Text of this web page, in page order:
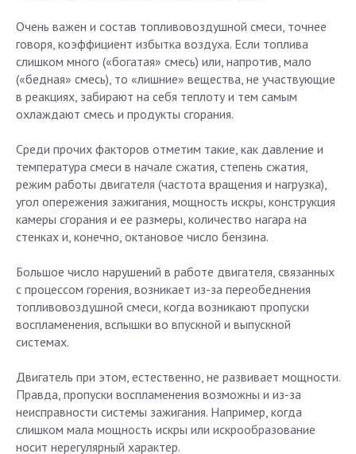
Очень важен и состав топливовоздушной смеси, точнее
говоря, коэффициент избытка воздуха. Если топлива
слишком много («богатая» смесь) или, напротив, мало
(«бедная» смесь), то «лишние» вещества, не участвующие
в реакциях, забирают на себя теплоту и тем самым
охлаждают смесь и продукты сгорания.
Среди прочих факторов отметим такие, как давление и
температура смеси в начале сжатия, степень сжатия,
режим работы двигателя (частота вращения и нагрузка),
угол опережения зажигания, мощность искры, конструкция
камеры сгорания и ее размеры, количество нагара на
стенках и, конечно, октановое число бензина.
Большое число нарушений в работе двигателя, связанных
с процессом горения, возникает из-за переобеднения
топливовоздушной смеси, когда возникают пропуски
воспламенения, вспышки во впускной и выпускной
системах.
Двигатель при этом, естественно, не развивает мощности.
Правда, пропуски воспламенения возможны и из-за
неисправности системы зажигания. Например, когда
слишком мала мощность искры или искрообразование
носит нерегулярный характер.